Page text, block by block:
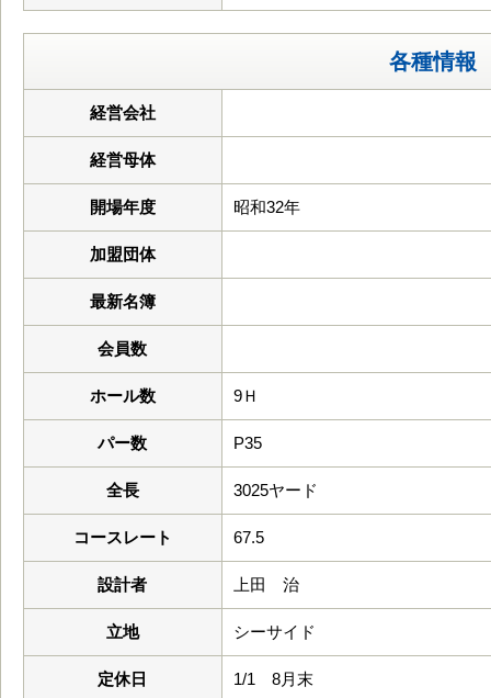
各種情報
経営会社
経営母体
開場年度 昭和32年
加盟団体
最新名簿
会員数
ホール数 9Ｈ
パー数 P35
全長 3025ヤード
コースレート 67.5
設計者 上田 治
立地 シーサイド
定休日 1/1 8月末